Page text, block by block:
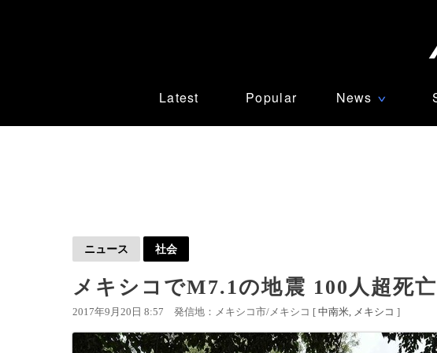
Latest Popular News ∨
ニュース 社会
メキシコでM7.1の地震 100人超死
2017年9月20日 8:57 発信地：メキシコ市/メキシコ [ 中南米 メキシコ ]